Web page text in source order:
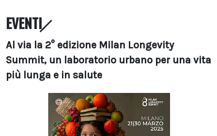
EVENTI
Al via la 2° edizione Milan Longevity
Summit, un laboratorio urbano per una vita
più lunga e in salute